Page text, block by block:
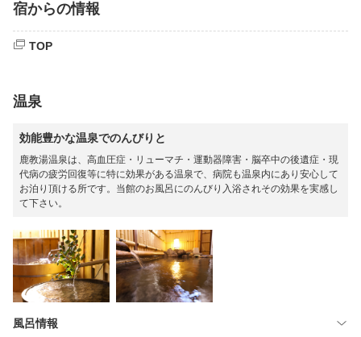
宿からの情報
TOP
温泉
効能豊かな温泉でのんびりと
鹿教湯温泉は、高血圧症・リューマチ・運動器障害・脳卒中の後遺症・現
代病の疲労回復等に特に効果がある温泉で、病院も温泉内にあり安心して
お泊り頂ける所です。当館のお風呂にのんびり入浴されその効果を実感し
て下さい。
風呂情報